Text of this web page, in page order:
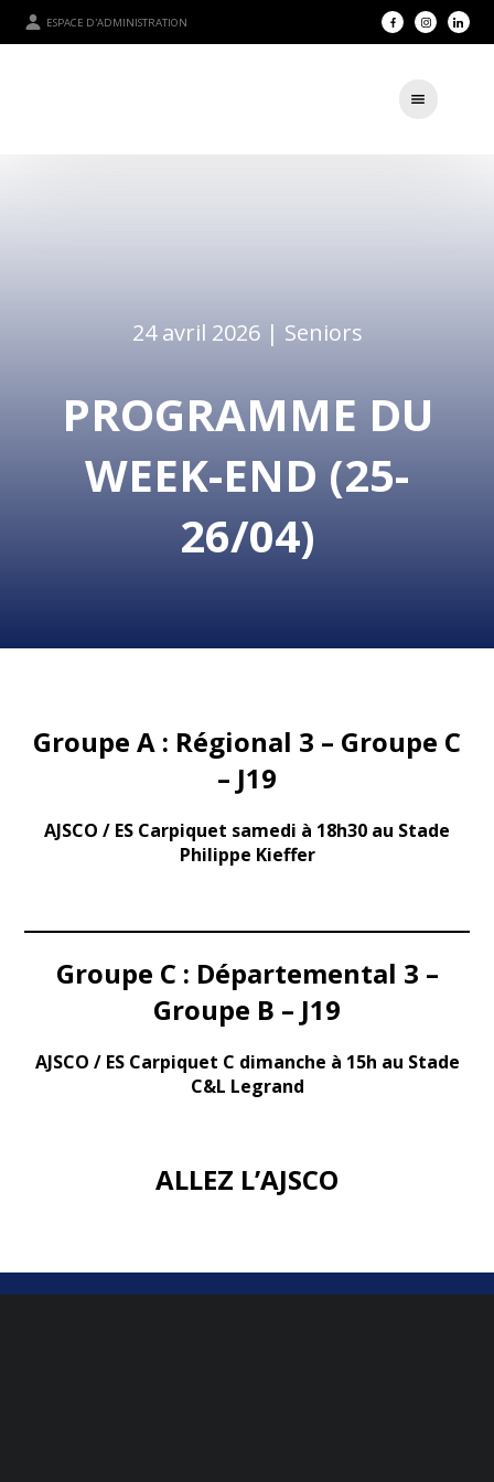
ESPACE D'ADMINISTRATION
24 avril 2026 | Seniors
PROGRAMME DU
WEEK-END (25-
26/04)
Groupe A : Régional 3 – Groupe C
– J19
AJSCO / ES Carpiquet samedi à 18h30 au Stade
Philippe Kieffer
Groupe C : Départemental 3 –
Groupe B – J19
AJSCO / ES Carpiquet C dimanche à 15h au Stade
C&L Legrand
ALLEZ L’AJSCO